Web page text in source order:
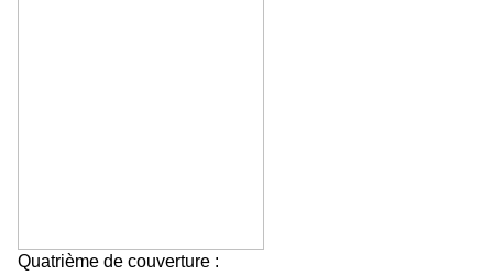
Quatrième de couverture :